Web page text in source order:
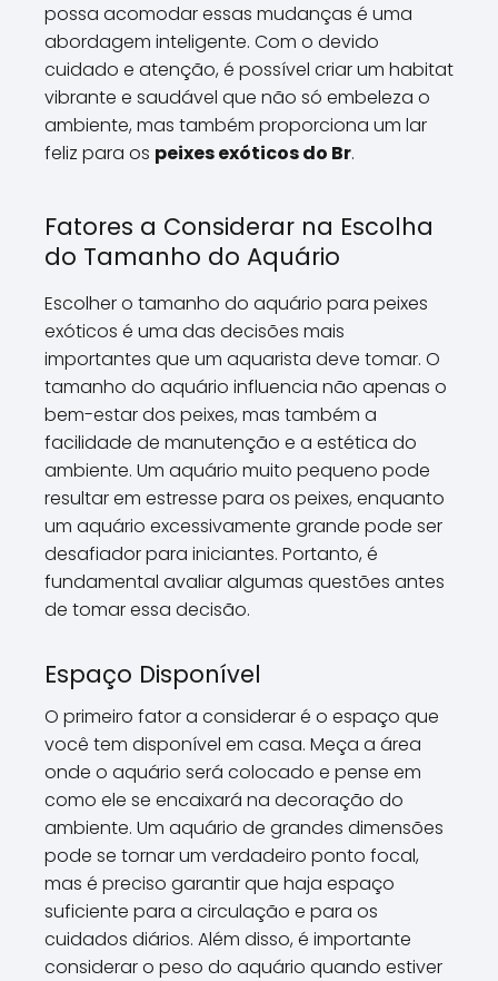
possa acomodar essas mudanças é uma
abordagem inteligente. Com o devido
cuidado e atenção, é possível criar um habitat
vibrante e saudável que não só embeleza o
ambiente, mas também proporciona um lar
feliz para os peixes exóticos do Br.
Fatores a Considerar na Escolha
do Tamanho do Aquário
Escolher o tamanho do aquário para peixes
exóticos é uma das decisões mais
importantes que um aquarista deve tomar. O
tamanho do aquário influencia não apenas o
bem-estar dos peixes, mas também a
facilidade de manutenção e a estética do
ambiente. Um aquário muito pequeno pode
resultar em estresse para os peixes, enquanto
um aquário excessivamente grande pode ser
desafiador para iniciantes. Portanto, é
fundamental avaliar algumas questões antes
de tomar essa decisão.
Espaço Disponível
O primeiro fator a considerar é o espaço que
você tem disponível em casa. Meça a área
onde o aquário será colocado e pense em
como ele se encaixará na decoração do
ambiente. Um aquário de grandes dimensões
pode se tornar um verdadeiro ponto focal,
mas é preciso garantir que haja espaço
suficiente para a circulação e para os
cuidados diários. Além disso, é importante
considerar o peso do aquário quando estiver